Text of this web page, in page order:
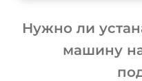
Нужно ли
машину